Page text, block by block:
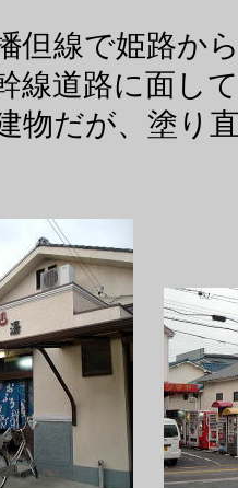
但線で姫路か
線道路に面し
物だが、塗り